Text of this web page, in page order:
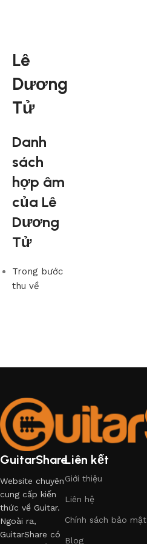
Lê
Dương
Tử
Danh
sách
hợp âm
của Lê
Dương
Tử
Trong bước
thu về
GuitarShare
Website chuyên
cung cấp kiến
thức về Guitar.
Ngoài ra,
GuitarShare có
Liên kết
Giới thiệu
Liên hệ
Chính sách bảo mật
Blog